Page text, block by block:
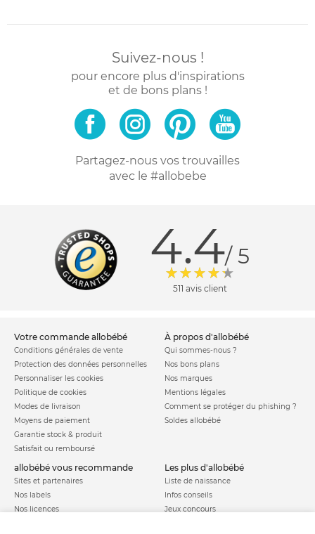
Suivez-nous !
pour encore plus d'inspirations
et de bons plans !
Partagez-nous vos trouvailles
avec le #allobebe
4.4/ 5
511 avis client
votre commande allobébé
Conditions générales de vente
Protection des données personnelles
Personnaliser les cookies
Politique de cookies
Modes de livraison
Moyens de paiement
Garantie stock & produit
Satisfait ou remboursé
à propos d'allobébé
Qui sommes-nous ?
Nos bons plans
Nos marques
Mentions légales
Comment se protéger du phishing ?
Soldes allobébé
allobébé vous recommande
Sites et partenaires
Nos labels
Nos licences
les plus d'allobébé
Liste de naissance
Infos conseils
Jeux concours